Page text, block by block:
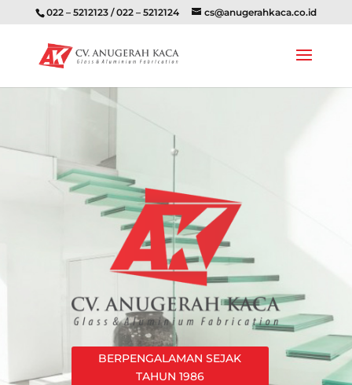
022 – 5212123 / 022 – 5212124 cs@anugerahkaca.co.id
BERPENGALAMAN SEJAK
TAHUN 1986